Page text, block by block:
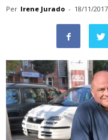
Per Irene Jurado - 18/11/2017